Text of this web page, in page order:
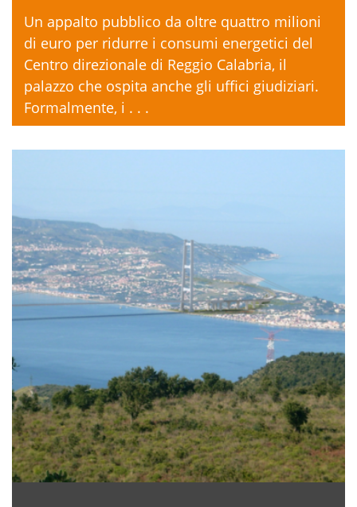
Un appalto pubblico da oltre quattro milioni
di euro per ridurre i consumi energetici del
Centro direzionale di Reggio Calabria, il
palazzo che ospita anche gli uffici giudiziari.
Formalmente, i . . .